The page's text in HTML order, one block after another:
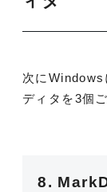
次に
ディタを3個
8.